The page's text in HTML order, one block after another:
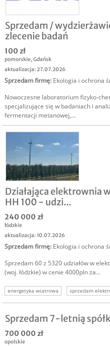
Sprzedam /
zlecenie badań
100 zł
pomorskie,Gdańsk
aktualizacja: 27.07.2026
Sprzedam firmę: Ekologia i ochrona
Nowoczesne laboratorium fizyko-
specjalizujące się w badaniach i
fermentacji metanowej,...
Działająca elektrownia
HH 100 - udzi...
240 000 zł
łódzkie
aktualizacja: 10.07.2026
Sprzedam firmę: Ekologia i ochrona
Sprzedam 60 z 5320 udziałów w
(woj. łódzkie) w cenie 4000pln za...
energetyka wiatrowa sprzedam
sprzedam elektrownię wiatrową
oze
Sprzedam 7-letnią
700 000 zł
opolskie